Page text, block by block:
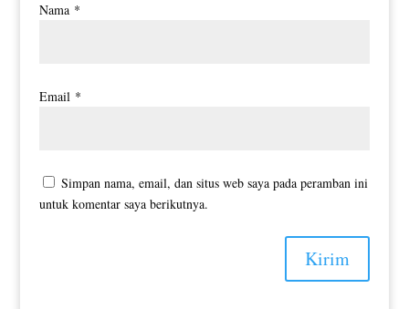
Nama *
Email *
Simpan nama, email, dan situs web saya pada peramban ini
untuk komentar saya berikutnya.
Kirim